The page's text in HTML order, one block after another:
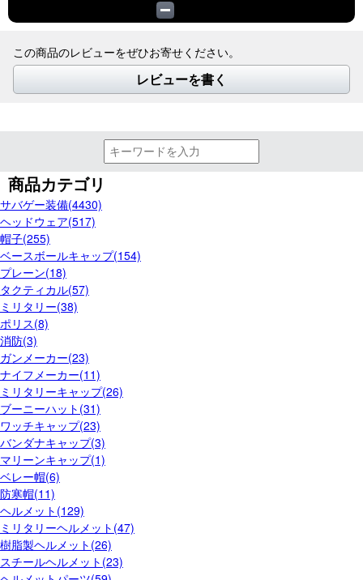
この商品のレビューをぜひお寄せください。
レビューを書く
商品カテゴリ
サバゲー装備(4430)
ヘッドウェア(517)
帽子(255)
ベースボールキャップ(154)
プレーン(18)
タクティカル(57)
ミリタリー(38)
ポリス(8)
消防(3)
ガンメーカー(23)
ナイフメーカー(11)
ミリタリーキャップ(26)
ブーニーハット(31)
ワッチキャップ(23)
バンダナキャップ(3)
マリーンキャップ(1)
ベレー帽(6)
防寒帽(11)
ヘルメット(129)
ミリタリーヘルメット(47)
樹脂製ヘルメット(26)
スチールヘルメット(23)